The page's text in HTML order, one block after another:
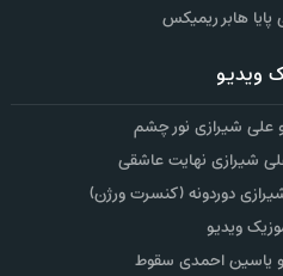
هابر ریمیکس
ویدیو
علی شیرازی نور چشم
شیرازی نهایت عاشقی
دوردونه (کنسرت ورژن)
ویدیو
یاسین احمدی سقوط